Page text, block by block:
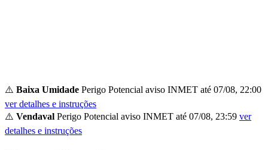
⚠️ Baixa Umidade Perigo Potencial aviso INMET até 07/08, 22:00
ver detalhes e instruções
⚠️ Vendaval Perigo Potencial aviso INMET até 07/08, 23:59 ver
detalhes e instruções